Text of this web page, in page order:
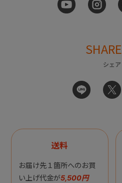
SHARE
シェア
送料
お届け先１箇所へのお買
い上げ代金が5,500円